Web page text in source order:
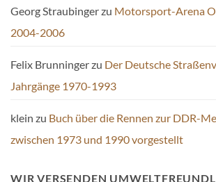
Georg Straubingerzu Motorsport-Arena
2004-2006
Felix Brunningerzu Der Deutsche
Jahrgänge 1970-1993
klein zu Buch über die Rennen zur DDR-
zwischen 1973 und 1990 vorgestellt
WIR VERSENDEN